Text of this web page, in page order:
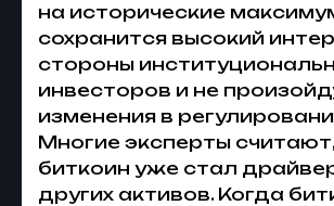
на исторические
сохранится высокий
стороны
инвесторов и не
изменения в
Многие эксперты
биткоин уже стал
других активов. Когда